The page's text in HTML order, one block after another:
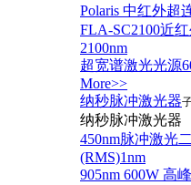
Polaris 中红外超
FLA-SC2100近
2100nm
超宽谱激光光源
More>>
纳秒脉冲激光器
纳秒脉冲激光器
450nm脉冲激光
(RMS)1nm
905nm 600W 高